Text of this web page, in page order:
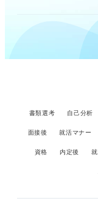
書類選考 自己分析
面接後 就活マナー
資格 内定後